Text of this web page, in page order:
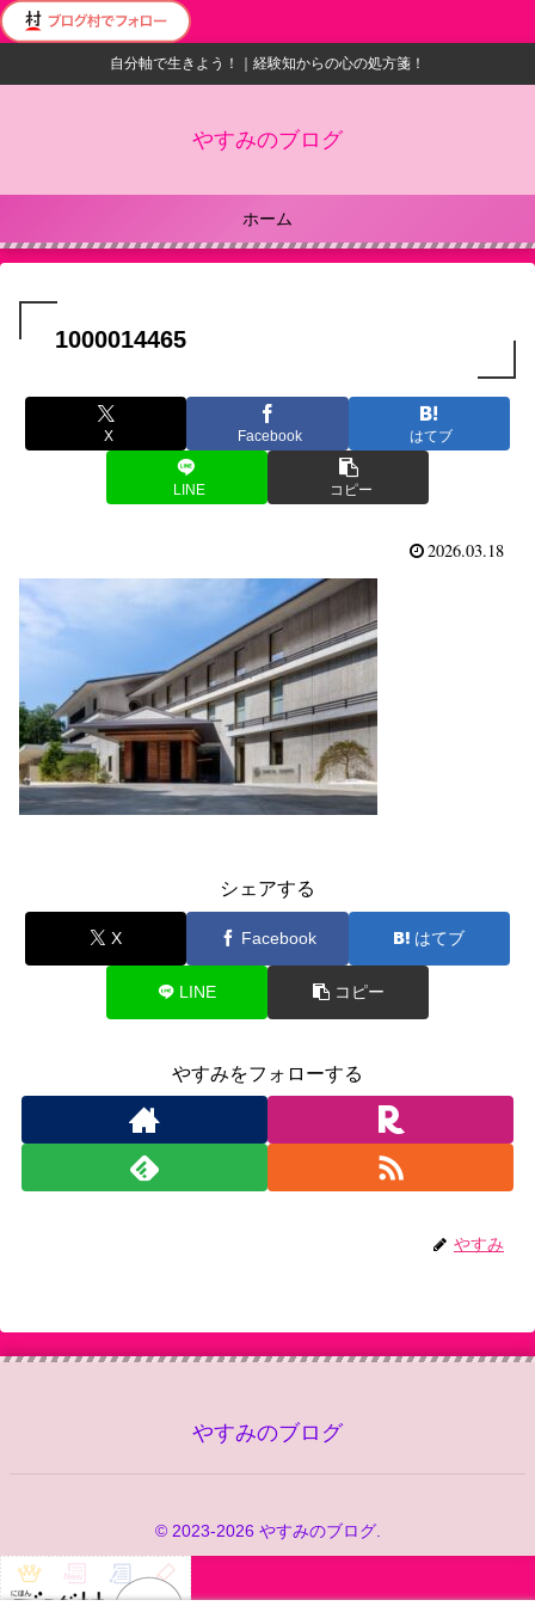
自分軸で生きよう！｜経験知からの心の処方箋！
やすみのブログ
ホーム
1000014465
X Facebook はてブ
LINE コピー
2026.03.18
シェアする
X Facebook はてブ
LINE コピー
やすみをフォローする
やすみ
やすみのブログ
© 2023-2026 やすみのブログ.